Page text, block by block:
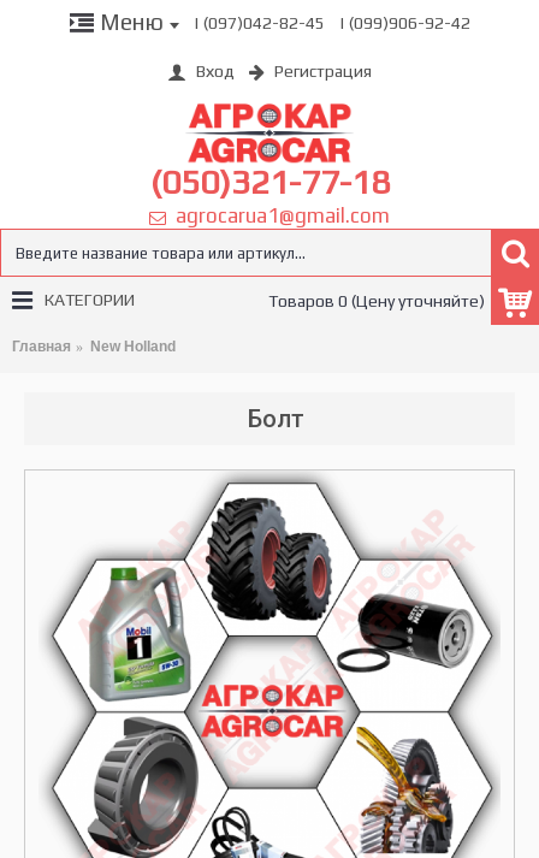
Меню | (097)042-82-45 | (099)906-92-42
Вход Регистрация
(050)321-77-18
agrocarua1@gmail.com
Товаров 0 (Цену уточняйте)
КАТЕГОРИИ
Главная New Holland
Болт